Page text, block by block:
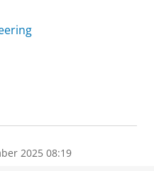
2025 08:19